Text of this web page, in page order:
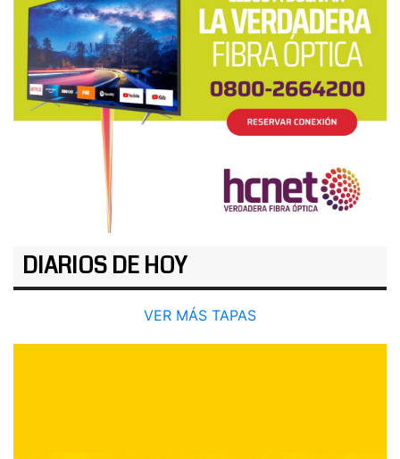
DIARIOS DE HOY
VER MÁS TAPAS